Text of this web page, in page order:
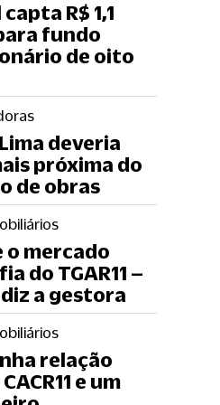
R$ 1,1
fundo
de oito
deveria
próxima do
de obras
o mercado
do TGAR11 –
a gestora
relação
e um